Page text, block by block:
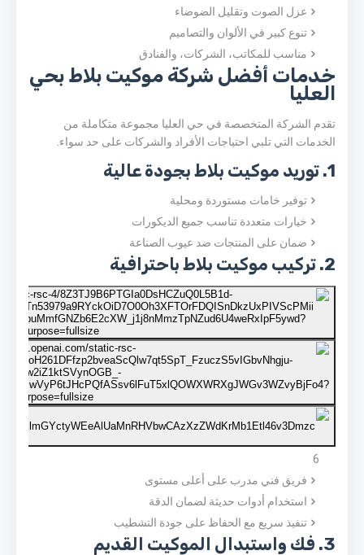
عزل الصوت وتقليل الضوضاء
تنوع كبير في الألوان والتصاميم
مناسب للمكاتب، الشركات، والفنادق
خدمات أفضل شركة موكيت بلاط بحي
العليا
تقدم الشركة المتخصصة في حي العليا مجموعة متكاملة من
الخدمات التي تلبي احتياجات الأفراد والشركات على حد سواء.
1. توريد موكيت بلاط بجودة عالية
توفير خامات مستوردة ومحلية
خيارات متعددة تناسب جميع الديكورات
ضمان على المنتجات ضد عيوب الصناعة
2. تركيب موكيت بلاط باحترافية
6
فريق فني مدرب على أعلى مستوى
استخدام أدوات حديثة لضمان الدقة
تنفيذ سريع مع الحفاظ على جودة التشطيب
3. فك واستبدال الموكيت القديم